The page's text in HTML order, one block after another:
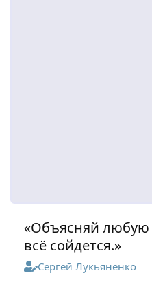
«Объясняй
всё сойдется.»
Сергей Лукьяненко